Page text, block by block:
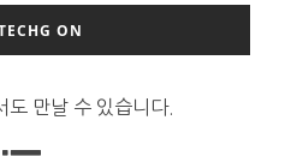
ON
도 만날 수 있습니다.